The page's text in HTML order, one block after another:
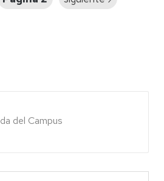
del Campus